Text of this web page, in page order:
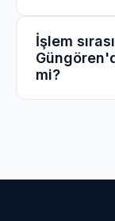
koruma altına
Elbette.
yapılarına
titreşim ve
makineler
İşlem
mi?